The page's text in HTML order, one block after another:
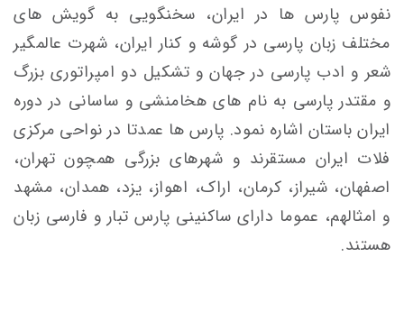
نفوس پارس ها در ایران، سخنگویی به گویش های
مختلف زبان پارسی در گوشه و کنار ایران، شهرت عالمگیر
شعر و ادب پارسی در جهان و تشکیل دو امپراتوری بزرگ
و مقتدر پارسی به نام های هخامنشی و ساسانی در دوره
ایران باستان اشاره نمود. پارس ها عمدتا در نواحی مرکزی
فلات ایران مستقرند و شهرهای بزرگی همچون تهران،
اصفهان، شیراز، کرمان، اراک، اهواز، یزد، همدان، مشهد
و امثالهم، عموما دارای ساکنینی پارس تبار و فارسی زبان
هستند.